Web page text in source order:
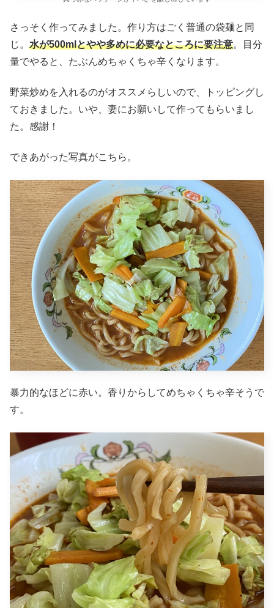
さっそく作ってみました。作り方はごく普通の袋麺と同
じ。 水が500mlとやや多めに必要なところに要注意。目分
量でやると、たぶんめちゃくちゃ辛くなります。
野菜炒めを入れるのがオススメらしいので、トッピングし
ておきました。いや、妻にお願いして作ってもらいまし
た。感謝！
できあがった写真がこちら。
暴力的なほどに赤い。香りからしてめちゃくちゃ辛そうで
す。